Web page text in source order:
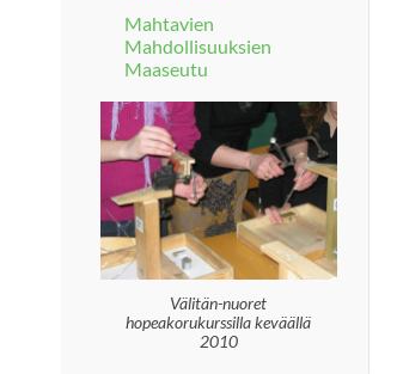
Mahtavien
Mahdollisuuksien
Maaseutu
Välitän-nuoret
hopeakorukurssilla keväällä
2010